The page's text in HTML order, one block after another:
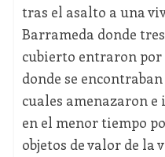
tras el asalto a una
Barrameda donde
cubierto entraron
donde se
cuales amenazaron
en el menor tiempo
objetos de valor de la